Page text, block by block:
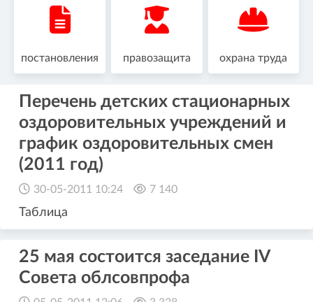
постановления правозащита охрана труда
Перечень детских стационарных
оздоровительных учреждений и
график оздоровительных смен
(2011 год)
30-05-2011 10:24 7 140
Таблица
25 мая состоится заседание IV
Cовета облсовпрофа